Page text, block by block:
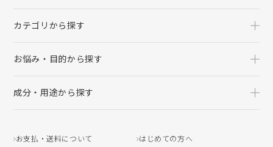
カテゴリから探す
お悩み・目的から探す
成分・用途から探す
お支払・送料について はじめての方へ